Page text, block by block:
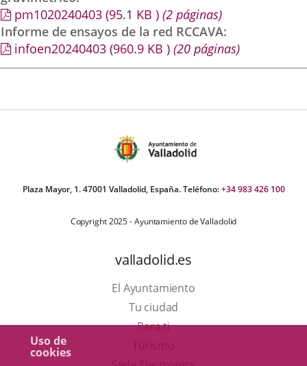
Uso de
cookies
pm1020240403 (95.1 KB ) (2 páginas)
Informe de ensayos de la red RCCAVA
infoen20240403 (960.9 KB ) (20 páginas)
Plaza Mayor, 1. 47001 Valladolid, España. Teléfono:+34 983 426 100
Copyright 2025 - Ayuntamiento de Valladolid
valladolid.es
El Ayuntamiento
Tu ciudad
Para ti